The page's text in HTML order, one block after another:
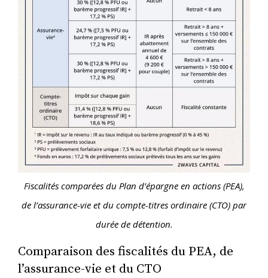
Fiscalités comparées du Plan d’épargne en actions (PEA),
de l’assurance-vie et du compte-titres ordinaire (CTO) par
durée de détention.
Comparaison des fiscalités du PEA, de
l’assurance-vie et du CTO